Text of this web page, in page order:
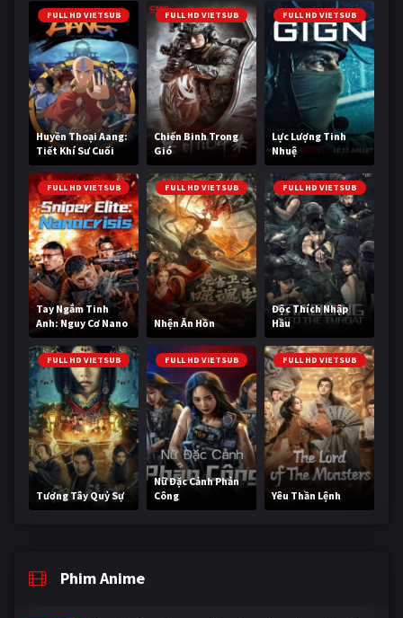
FULL HD VIETSUB
Huyền Thoại Aang:
Tiết Khí Sư Cuối
Cùng
FULL HD VIETSUB
Chiến Binh Trong
Gió
FULL HD VIETSUB
Lực Lượng Tinh
Nhuệ
FULL HD VIETSUB
Tay Ngắm Tinh
Anh: Nguy Cơ Nano
FULL HD VIETSUB
Nhện Ăn Hồn
FULL HD VIETSUB
Độc Thích Nhập
Hầu
FULL HD VIETSUB
Tương Tây Quỷ Sự
FULL HD VIETSUB
Nữ Đặc Cảnh Phản
Công
FULL HD VIETSUB
Yêu Thần Lệnh
Phim Anime